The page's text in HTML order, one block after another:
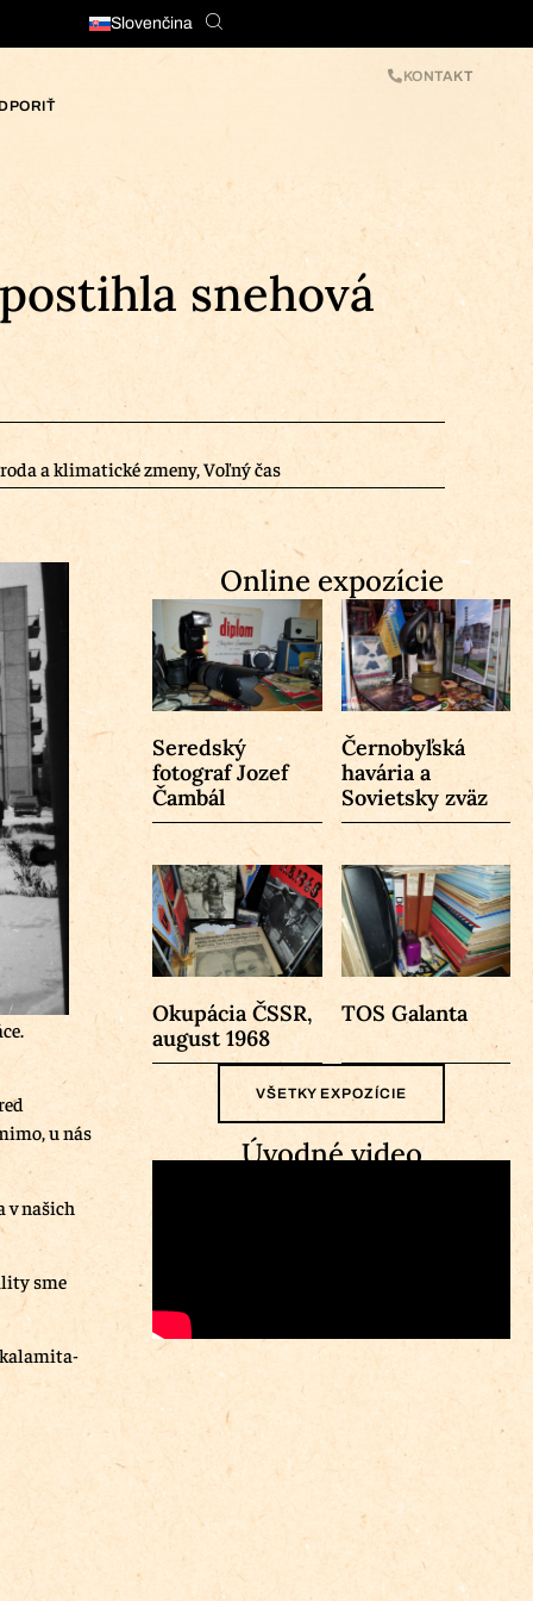
Slovenčina
KONTAKT
snehová
a klimatické zmeny, Voľný čas
u nás
v našich
sme
Online expozície
Seredský
fotograf Jozef
Čambál
Černobyľská
havária a
Sovietsky zväz
Okupácia ČSSR,
august 1968
TOS Galanta
VŠETKY EXPOZÍCIE
Úvodné video